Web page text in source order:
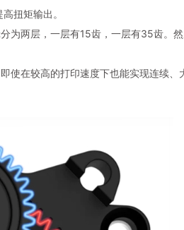
扭矩输出。
为两层，一层有15齿，一层有35齿。
在较高的打印速度下也能实现连续、